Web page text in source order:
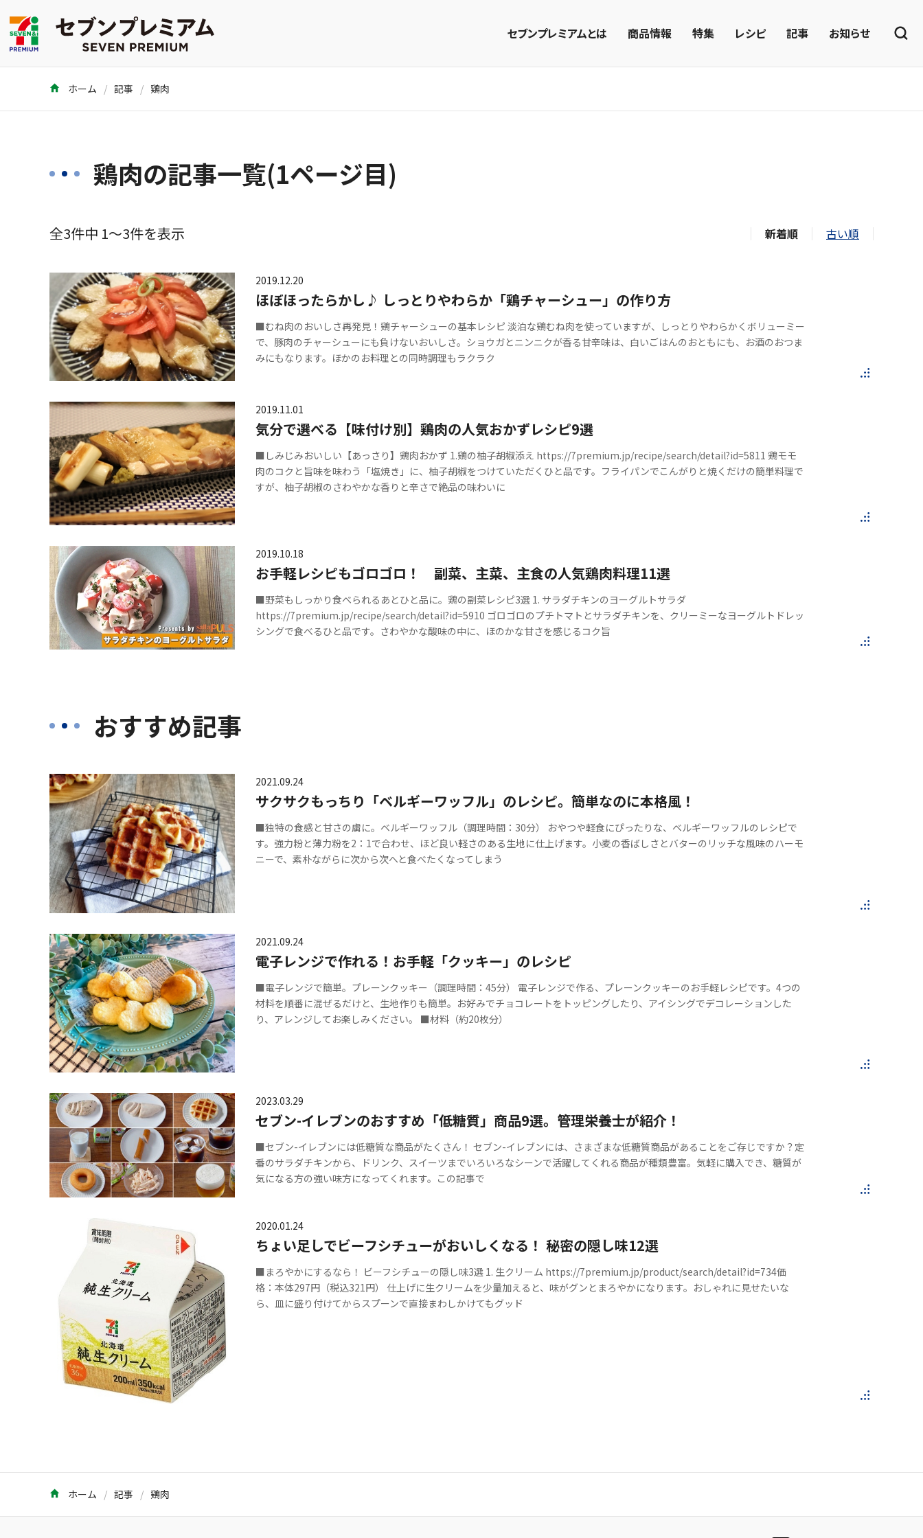
セブンプレミアムとは 商品情報 特集 レシピ 記事 お知らせ
ホーム 記事 鶏肉
鶏肉の記事一覧(1ページ目)
全3件中 1～3件を表示 新着順 古い順
2019.12.20
ほぼほったらかし♪ しっとりやわらか「鶏チャーシュー」の作り方
■むね肉のおいしさ再発見！鶏チャーシューの基本レシピ 淡泊な鶏むね肉を使っていますが、しっとりやわらかくボリューミー
で、豚肉のチャーシューにも負けないおいしさ。ショウガとニンニクが香る甘辛味は、白いごはんのおともにも、お酒のおつま
みにもなります。ほかのお料理との同時調理もラクラク
2019.11.01
気分で選べる【味付け別】鶏肉の人気おかずレシピ9選
■しみじみおいしい【あっさり】鶏肉おかず 1.鶏の柚子胡椒添え https://7premium.jp/recipe/search/detail?id=5811 鶏モモ
肉のコクと旨味を味わう「塩焼き」に、柚子胡椒をつけていただくひと品です。フライパンでこんがりと焼くだけの簡単料理で
すが、柚子胡椒のさわやかな香りと辛さで絶品の味わいに
2019.10.18
お手軽レシピもゴロゴロ！ 副菜、主菜、主食の人気鶏肉料理11選
■野菜もしっかり食べられるあとひと品に。鶏の副菜レシピ3選 1. サラダチキンのヨーグルトサラダ
https://7premium.jp/recipe/search/detail?id=5910 ゴロゴロのプチトマトとサラダチキンを、クリーミーなヨーグルトドレッ
シングで食べるひと品です。さわやかな酸味の中に、ほのかな甘さを感じるコク旨
おすすめ記事
2021.09.24
サクサクもっちり「ベルギーワッフル」のレシピ。簡単なのに本格風！
■独特の食感と甘さの虜に。ベルギーワッフル（調理時間：30分） おやつや軽食にぴったりな、ベルギーワッフルのレシピで
す。強力粉と薄力粉を2：1で合わせ、ほど良い軽さのある生地に仕上げます。小麦の香ばしさとバターのリッチな風味のハーモ
ニーで、素朴ながらに次から次へと食べたくなってしまう
2021.09.24
電子レンジで作れる！お手軽「クッキー」のレシピ
■電子レンジで簡単。プレーンクッキー（調理時間：45分） 電子レンジで作る、プレーンクッキーのお手軽レシピです。4つの
材料を順番に混ぜるだけと、生地作りも簡単。お好みでチョコレートをトッピングしたり、アイシングでデコレーションした
り、アレンジしてお楽しみください。 ■材料（約20枚分）
2023.03.29
セブン-イレブンのおすすめ「低糖質」商品9選。管理栄養士が紹介！
■セブン-イレブンには低糖質な商品がたくさん！ セブン-イレブンには、さまざまな低糖質商品があることをご存じですか？定
番のサラダチキンから、ドリンク、スイーツまでいろいろなシーンで活躍してくれる商品が種類豊富。気軽に購入でき、糖質が
気になる方の強い味方になってくれます。この記事で
2020.01.24
ちょい足しでビーフシチューがおいしくなる！ 秘密の隠し味12選
■まろやかにするなら！ ビーフシチューの隠し味3選 1. 生クリーム https://7premium.jp/product/search/detail?id=734価
格：本体297円（税込321円） 仕上げに生クリームを少量加えると、味がグンとまろやかになります。おしゃれに見せたいな
ら、皿に盛り付けてからスプーンで直接まわしかけてもグッド
ホーム 記事 鶏肉